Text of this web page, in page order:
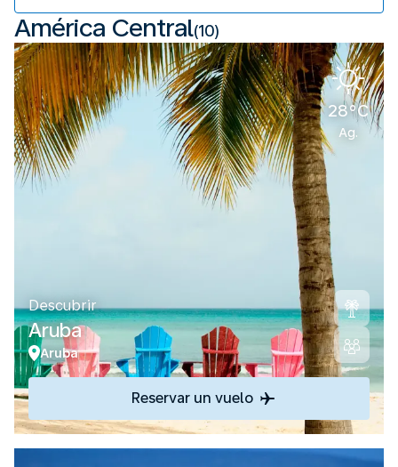
América Central(10)
28°C
Ag.
Descubrir
Aruba
Aruba
Reservar un vuelo